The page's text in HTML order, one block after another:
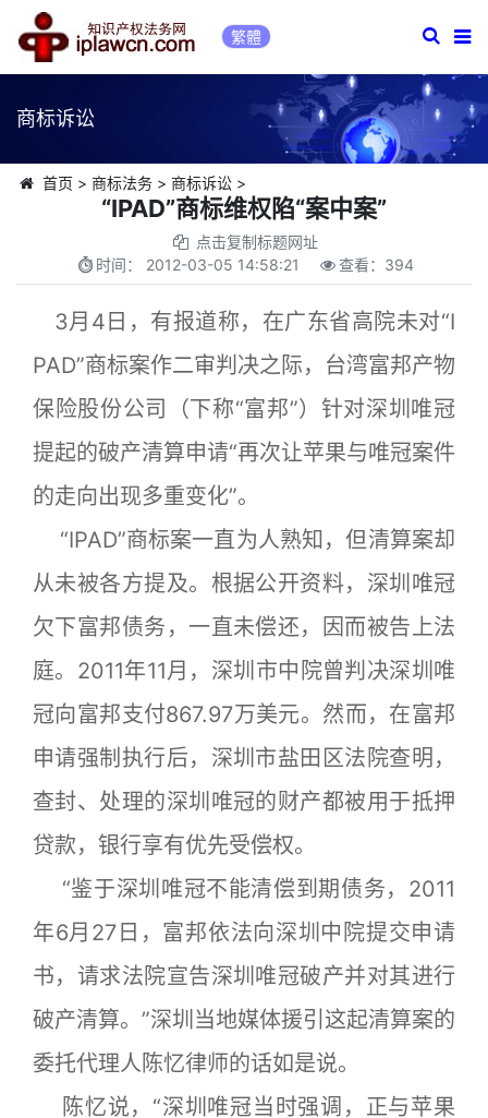
繁體
商标诉讼
首页 > 商标法务> 商标诉讼>
“IPAD”商标维权陷“案中案”
点击复制标题网址
时间： 2012-03-05 14:58:21 查看： 394
3月4日，有报道称，在广东省高院未对“I
PAD”商标案作二审判决之际，台湾富邦产物
保险股份公司（下称“富邦”）针对深圳唯冠
提起的破产清算申请“再次让苹果与唯冠案件
的走向出现多重变化”。
“IPAD”商标案一直为人熟知，但清算案却
从未被各方提及。根据公开资料，深圳唯冠
欠下富邦债务，一直未偿还，因而被告上法
庭。2011年11月，深圳市中院曾判决深圳唯
冠向富邦支付867.97万美元。然而，在富邦
申请强制执行后，深圳市盐田区法院查明，
查封、处理的深圳唯冠的财产都被用于抵押
贷款，银行享有优先受偿权。
“鉴于深圳唯冠不能清偿到期债务，2011
年6月27日，富邦依法向深圳中院提交申请
书，请求法院宣告深圳唯冠破产并对其进行
破产清算。”深圳当地媒体援引这起清算案的
委托代理人陈忆律师的话如是说。
陈忆说，“深圳唯冠当时强调，正与苹果